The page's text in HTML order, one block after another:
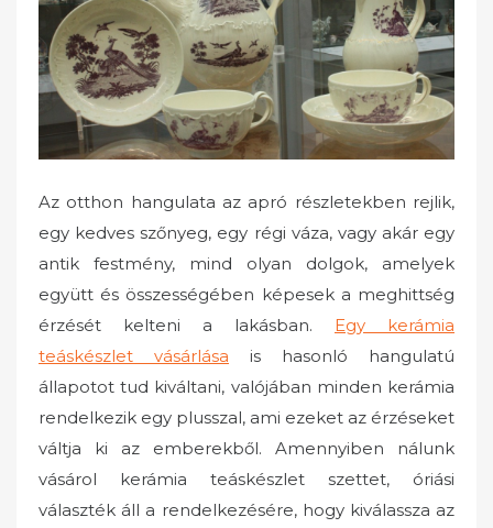
n
Az otthon hangulata az apró részletekben rejlik,
egy kedves szőnyeg, egy régi váza, vagy akár egy
antik festmény, mind olyan dolgok, amelyek
együtt és összességében képesek a meghittség
érzését kelteni a lakásban. Egy kerámia
teáskészlet vásárlása is hasonló hangulatú
állapotot tud kiváltani, valójában minden kerámia
rendelkezik egy plusszal, ami ezeket az érzéseket
váltja ki az emberekből. Amennyiben nálunk
vásárol kerámia teáskészlet szettet, óriási
választék áll a rendelkezésére, hogy kiválassza az